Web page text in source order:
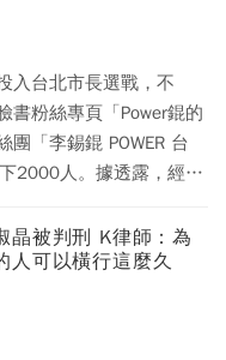
入台北市長選戰，不
書粉絲專頁「Power錕的
「李錫錕 POWER 台
2000人。據透露，經營
紙牌屋」粉絲專頁，一
徵詢李錫錕是否願意
片為公共財，任何剪
刑 K律師：為
人可以橫行這麼久